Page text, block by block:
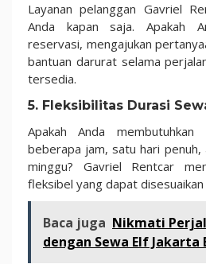
Layanan pelanggan Gavriel
Anda kapan saja. Apakah
reservasi, mengajukan
bantuan darurat selama
tersedia.
5. Fleksibilitas Durasi
Apakah Anda
beberapa jam, satu hari penuh,
minggu? Gavriel Rentcar
fleksibel yang dapat
Baca juga Nikmati
dengan Sewa Elf Jakarta